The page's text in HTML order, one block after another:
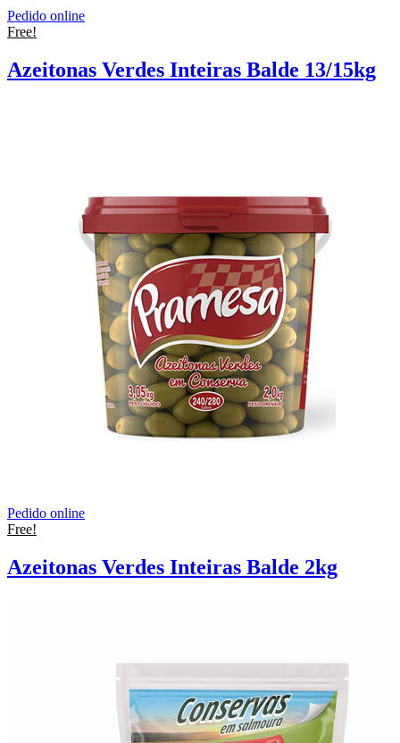
Pedido online
Free!
Azeitonas Verdes Inteiras Balde 13/15kg
Pedido online
Free!
Azeitonas Verdes Inteiras Balde 2kg